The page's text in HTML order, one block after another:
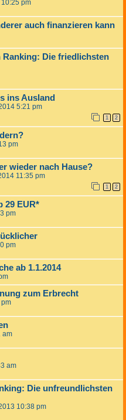
pm
auch finanzieren kann
Ranking: Die friedlichsten
ins Ausland
5:21 pm
1 2
pm
wieder nach Hause?
11:35 pm
1 2
29 EUR*
pm
pm
ab 1.1.2014
zum Erbrecht
pm
am
am
Die unfreundlichsten
10:38 pm